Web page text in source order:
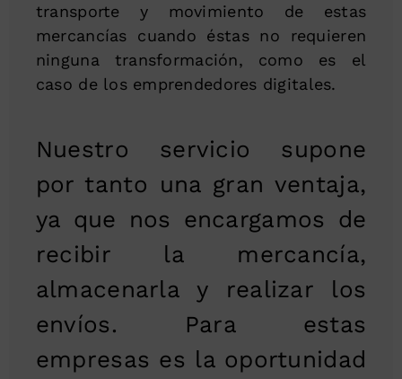
transporte y movimiento de estas
mercancías cuando éstas no requieren
ninguna transformación, como es el
caso de los emprendedores digitales.
Nuestro servicio supone
por tanto una gran ventaja,
ya que nos encargamos de
recibir la mercancía,
almacenarla y realizar los
envíos. Para estas
empresas es la oportunidad